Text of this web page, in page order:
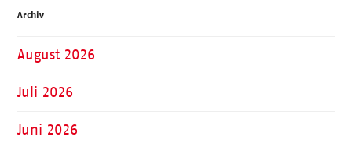
Archiv
August 2026
Juli 2026
Juni 2026